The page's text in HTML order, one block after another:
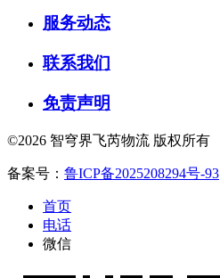
服务动态
联系我们
免责声明
©2026 智穹界飞芮物流 版权所有
备案号： 鲁ICP备2025208294号-93
首页
电话
微信